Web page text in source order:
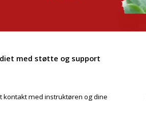
med støtte og support
med instruktøren og dine